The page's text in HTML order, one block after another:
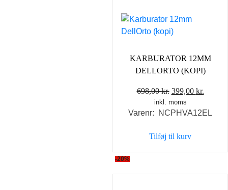
KARBURATOR 12MM
DELLORTO (KOPI)
698,00kr. Den
oprindelige
pris
698,00 kr..
399,00 kr.
pris
inkl. moms
Varenr: NCPHVA12EL
Tilføj til kurv
-20%